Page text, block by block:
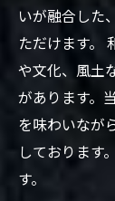
いが融合した
ただけます。
や文化、風土
があります。
を味わいなが
しております
す。